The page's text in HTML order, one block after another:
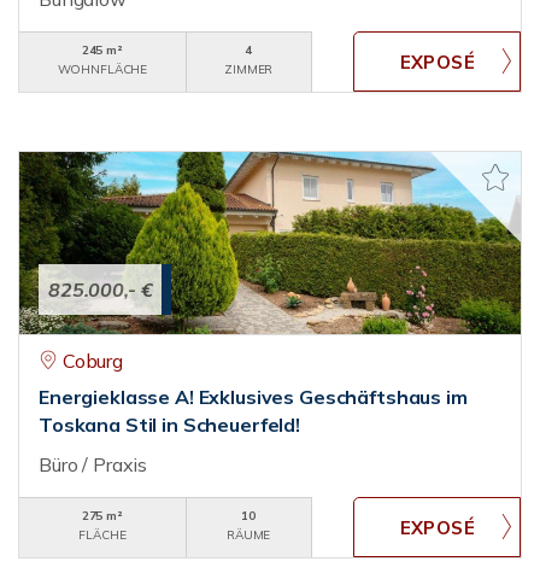
245 m²
WOHNFLÄCHE
4
ZIMMER
825.000,- €
Coburg
Energieklasse A! Exklusives Geschäftshaus im
Toskana Stil in Scheuerfeld!
Büro / Praxis
275 m²
FLÄCHE
10
RÄUME